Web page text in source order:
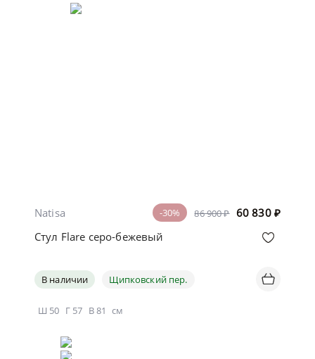
86 900 ₽ 60 830 ₽
-30%
Natisa
Стул Flare серо-бежевый
В наличии Щипковский пер.
Ш 50 Г57 В81 см